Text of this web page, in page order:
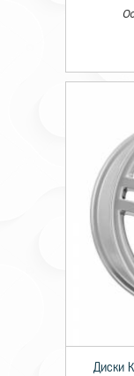
Диски